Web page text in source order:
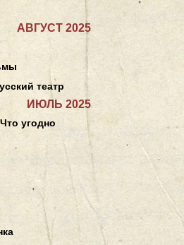
АВГУСТ 2025
театр
ИЮЛЬ 2025
угодно